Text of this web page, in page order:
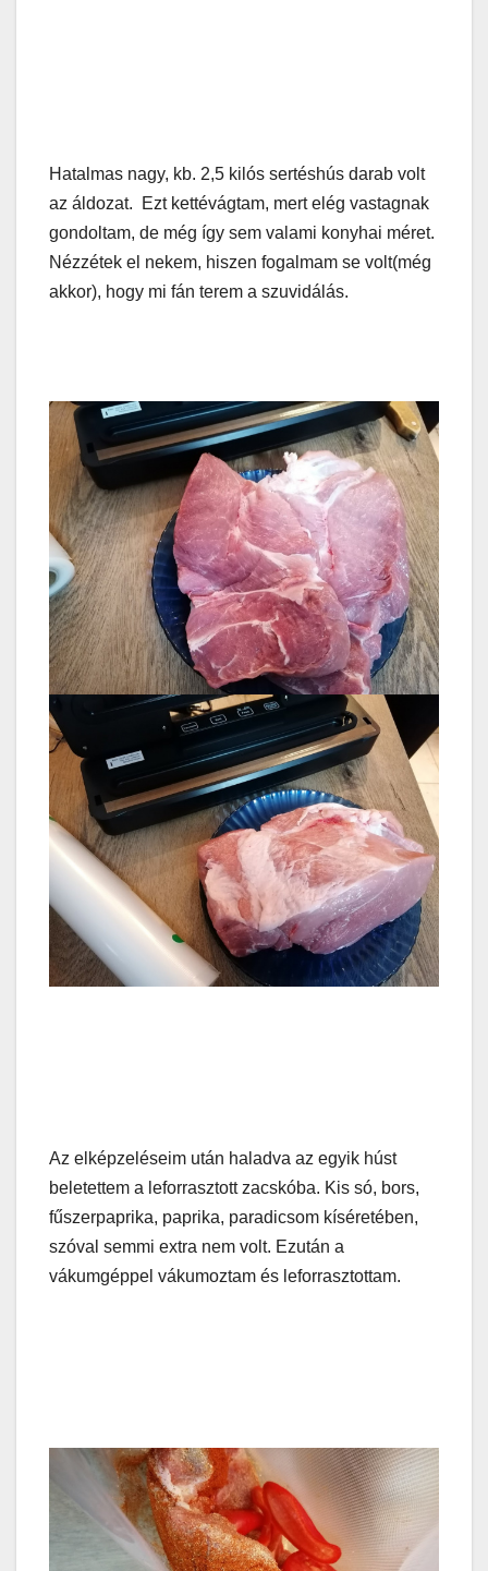
Hatalmas nagy, kb. 2,5 kilós sertéshús darab volt
az áldozat. Ezt kettévágtam, mert elég vastagnak
gondoltam, de még így sem valami konyhai méret.
Nézzétek el nekem, hiszen fogalmam se volt(még
akkor), hogy mi fán terem a szuvidálás.
Az elképzeléseim után haladva az egyik húst
beletettem a leforrasztott zacskóba. Kis só, bors,
fűszerpaprika, paprika, paradicsom kíséretében,
szóval semmi extra nem volt. Ezután a
vákumgéppel vákumoztam és leforrasztottam.